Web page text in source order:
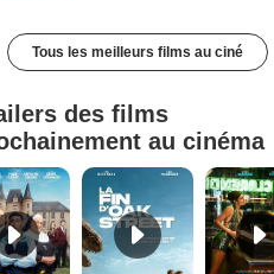
Tous les meilleurs films au ciné
des films
au cinéma
Tombé du ciel Bande-annonce VF La fin d’Oak Street Bande-annonce VO STFR